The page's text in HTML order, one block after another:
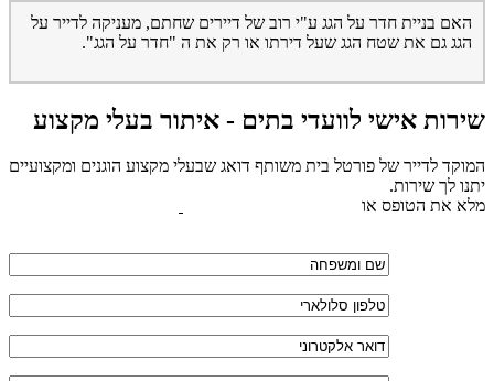
האם בניית חדר על הגג ע"י רוב של דיירים שחתם, מעניקה לדייר על
הגג גם את שטח הגג שעל דירתו או רק את ה "חדר על הגג".
שירות אישי לוועדי בתים - איתור בעלי מקצוע
המוקד לדייר של פורטל בית משותף דואג שבעלי מקצוע הוגנים ומקצועיים
יתנו לך שירות.
מלא את הטופס או